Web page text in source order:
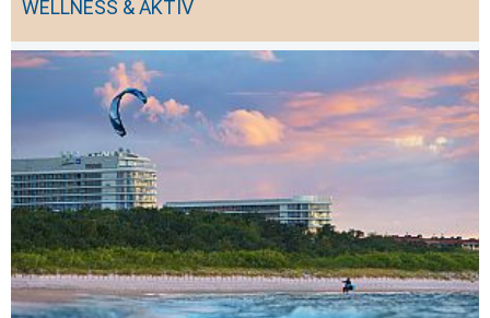
WELLNESS & AKTIV